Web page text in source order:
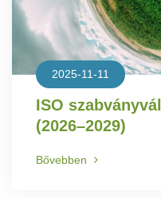
2025-11-11
ISO
(2026–2029)
Bővebben